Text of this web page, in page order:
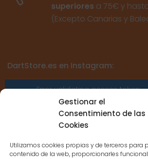
Gestionar el
Consentimiento de las
Cookies
Utilizamos cookies propias y de terceros para
contenido de la web, proporcionarles
superiores a 75€ y
(Excepto Canarias y
DartStore.es en Instagram:
Error validating access token:
Sessions for the user are not
because the user is not a